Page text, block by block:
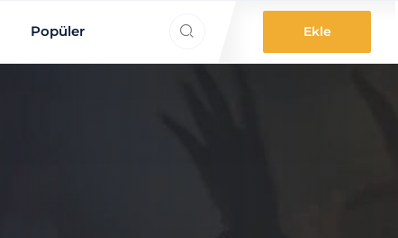
Popüler Ekle
ne aradınız?